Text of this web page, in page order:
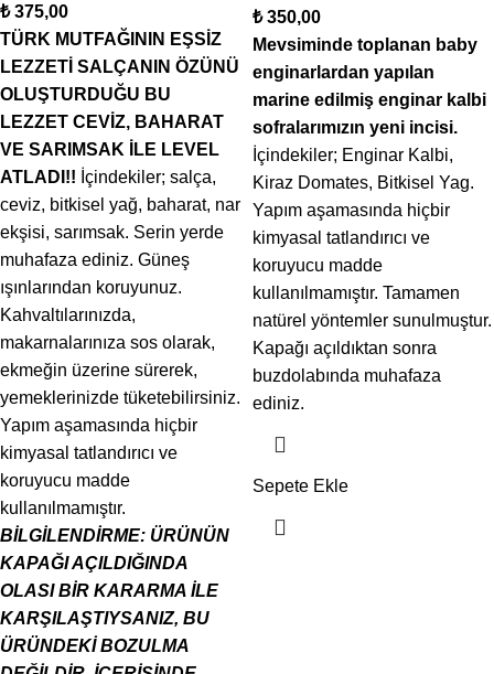
₺375,00
TÜRK MUTFAĞININ EŞSİZ
LEZZETİ SALÇANIN ÖZÜNÜ
OLUŞTURDUĞU BU
LEZZET CEVİZ, BAHARAT
VE SARIMSAK İLE LEVEL
ATLADI!! İçindekiler; salça,
ceviz, bitkisel yağ, baharat, nar
ekşisi, sarımsak. Serin yerde
muhafaza ediniz. Güneş
ışınlarından koruyunuz.
Kahvaltılarınızda,
makarnalarınıza sos olarak,
ekmeğin üzerine sürerek,
yemeklerinizde tüketebilirsiniz.
Yapım aşamasında hiçbir
kimyasal tatlandırıcı ve
koruyucu madde
kullanılmamıştır.
BİLGİLENDİRME: ÜRÜNÜN
KAPAĞI AÇILDIĞINDA
OLASI BİR KARARMA İLE
KARŞILAŞTIYSANIZ, BU
ÜRÜNDEKİ BOZULMA
₺350,00
Mevsiminde toplanan baby
enginarlardan yapılan
marine edilmiş enginar kalbi
sofralarımızın yeni incisi.
İçindekiler; Enginar Kalbi,
Kiraz Domates, Bitkisel Yag.
Yapım aşamasında hiçbir
kimyasal tatlandırıcı ve
koruyucu madde
kullanılmamıştır. Tamamen
natürel yöntemler sunulmuştur.
Kapağı açıldıktan sonra
buzdolabında muhafaza
ediniz.
Sepete Ekle